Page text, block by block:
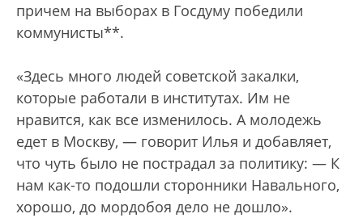
причем на выборах в Госдуму победили
коммунисты**.
«Здесь много людей советской закалки,
которые работали в институтах. Им не
нравится, как все изменилось. А молодежь
едет в Москву, — говорит Илья и добавляет,
что чуть было не пострадал за политику: — К
нам как-то подошли сторонники Навального,
хорошо, до мордобоя дело не дошло».